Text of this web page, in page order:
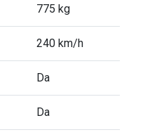
775 kg
240 km/h
Da
Da